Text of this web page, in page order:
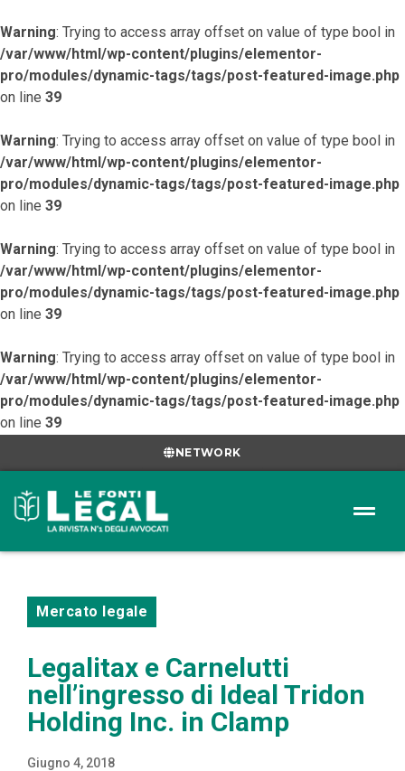
Warning: Trying to access array offset on value of type bool in
/var/www/html/wp-content/plugins/elementor-
pro/modules/dynamic-tags/tags/post-featured-image.php
on line 39
Warning: Trying to access array offset on value of type bool in
/var/www/html/wp-content/plugins/elementor-
pro/modules/dynamic-tags/tags/post-featured-image.php
on line 39
Warning: Trying to access array offset on value of type bool in
/var/www/html/wp-content/plugins/elementor-
pro/modules/dynamic-tags/tags/post-featured-image.php
on line 39
Warning: Trying to access array offset on value of type bool in
/var/www/html/wp-content/plugins/elementor-
pro/modules/dynamic-tags/tags/post-featured-image.php
on line 39
NETWORK
Mercato legale
Legalitax e Carnelutti
nell’ingresso di Ideal Tridon
Holding Inc. in Clamp
Giugno 4, 2018